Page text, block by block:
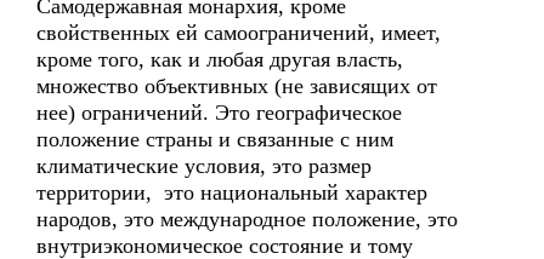
Самодержавная монархия, кроме
свойственных ей самоограничений, имеет,
кроме того, как и любая другая власть,
множество объективных (не зависящих от
нее) ограничений. Это географическое
положение страны и связанные с ним
климатические условия, это размер
территории, это национальный характер
народов, это международное положение, это
внутриэкономическое состояние и тому